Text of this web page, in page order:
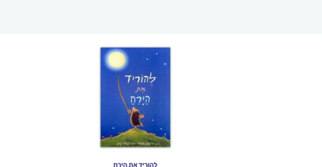
להוריד את הירח